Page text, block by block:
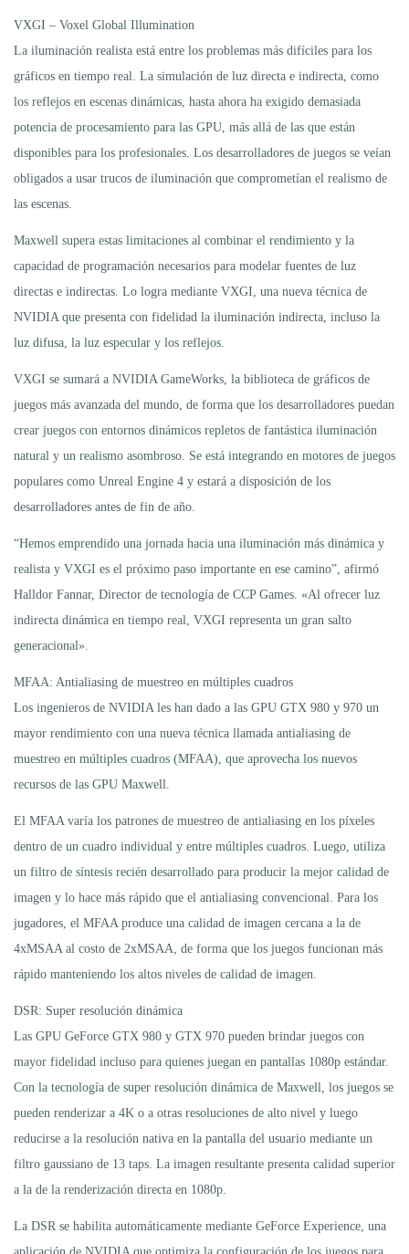
VXGI – Voxel Global Illumination
La iluminación realista está entre los problemas más difíciles para los
gráficos en tiempo real. La simulación de luz directa e indirecta, como
los reflejos en escenas dinámicas, hasta ahora ha exigido demasiada
potencia de procesamiento para las GPU, más allá de las que están
disponibles para los profesionales. Los desarrolladores de juegos se veían
obligados a usar trucos de iluminación que comprometían el realismo de
las escenas.
Maxwell supera estas limitaciones al combinar el rendimiento y la
capacidad de programación necesarios para modelar fuentes de luz
directas e indirectas. Lo logra mediante VXGI, una nueva técnica de
NVIDIA que presenta con fidelidad la iluminación indirecta, incluso la
luz difusa, la luz especular y los reflejos.
VXGI se sumará a NVIDIA GameWorks, la biblioteca de gráficos de
juegos más avanzada del mundo, de forma que los desarrolladores puedan
crear juegos con entornos dinámicos repletos de fantástica iluminación
natural y un realismo asombroso. Se está integrando en motores de juegos
populares como Unreal Engine 4 y estará a disposición de los
desarrolladores antes de fin de año.
“Hemos emprendido una jornada hacia una iluminación más dinámica y
realista y VXGI es el próximo paso importante en ese camino”, afirmó
Halldor Fannar, Director de tecnología de CCP Games. «Al ofrecer luz
indirecta dinámica en tiempo real, VXGI representa un gran salto
generacional».
MFAA: Antialiasing de muestreo en múltiples cuadros
Los ingenieros de NVIDIA les han dado a las GPU GTX 980 y 970 un
mayor rendimiento con una nueva técnica llamada antialiasing de
muestreo en múltiples cuadros (MFAA), que aprovecha los nuevos
recursos de las GPU Maxwell.
El MFAA varía los patrones de muestreo de antialiasing en los píxeles
dentro de un cuadro individual y entre múltiples cuadros. Luego, utiliza
un filtro de síntesis recién desarrollado para producir la mejor calidad de
imagen y lo hace más rápido que el antialiasing convencional. Para los
jugadores, el MFAA produce una calidad de imagen cercana a la de
4xMSAA al costo de 2xMSAA, de forma que los juegos funcionan más
rápido manteniendo los altos niveles de calidad de imagen.
DSR: Super resolución dinámica
Las GPU GeForce GTX 980 y GTX 970 pueden brindar juegos con
mayor fidelidad incluso para quienes juegan en pantallas 1080p estándar.
Con la tecnología de super resolución dinámica de Maxwell, los juegos se
pueden renderizar a 4K o a otras resoluciones de alto nivel y luego
reducirse a la resolución nativa en la pantalla del usuario mediante un
filtro gaussiano de 13 taps. La imagen resultante presenta calidad superior
a la de la renderización directa en 1080p.
La DSR se habilita automáticamente mediante GeForce Experience, una